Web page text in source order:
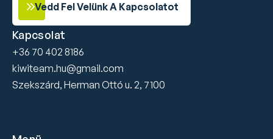
Vedd Fel Velünk A Kapcsolatot
Kapcsolat
+36 70 402 8186
kiwiteam.hu@gmail.com
Szekszárd, Herman Ottó u. 2, 7100